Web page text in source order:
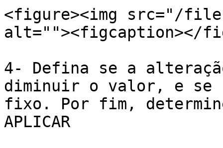
<figure><img src="/files/
alt=""><figcaption></
4- Defina se a
diminuir o valor, e se
fixo. Por fim,
APLICAR